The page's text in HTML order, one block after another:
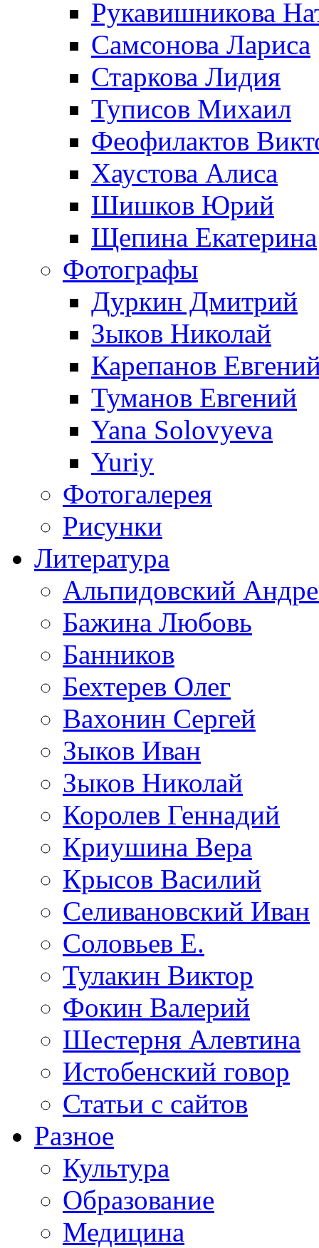
Рукавишникова
Самсонова Лариса
Старкова Лидия
Туписов Михаил
Феофилактов
Хаустова Алиса
Шишков Юрий
Щепина Екатерина
Фотографы
Дуркин Дмитрий
Зыков Николай
Карепанов
Туманов Евгений
Yana Solovyeva
Yuriy
Фотогалерея
Рисунки
Литература
Альпидовский
Бажина Любовь
Банников
Бехтерев Олег
Вахонин Сергей
Зыков Иван
Зыков Николай
Королев Геннадий
Криушина Вера
Крысов Василий
Селивановский Иван
Соловьев Е.
Тулакин Виктор
Фокин Валерий
Шестерня Алевтина
Истобенский говор
Статьи с сайтов
Разное
Культура
Образование
Медицина